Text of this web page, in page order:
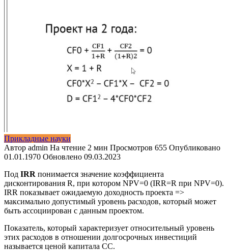
Прикладные науки
Автор admin На чтение 2 мин Просмотров 655 Опубликовано
01.01.1970 Обновлено 09.03.2023
Под IRR понимается значение коэффициента
дисконтирования R, при котором NPV=0 (IRR=R при NPV=0).
IRR показывает ожидаемую доходность проекта =>
максимально допустимый уровень расходов, который может
быть ассоциирован с данным проектом.
Показатель, который характеризует относительный уровень
этих расходов в отношении долгосрочных инвестиций
называется ценой капитала СС.